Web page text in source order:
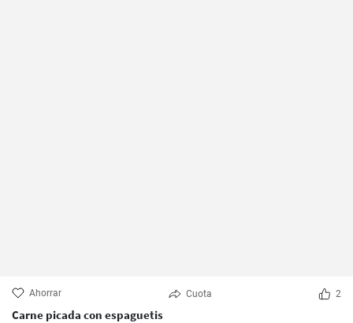
Ahorrar Cuota 2
Carne picada con espaguetis